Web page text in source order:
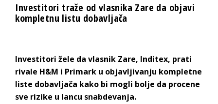
Investitori traže od vlasnika Zare da objavi
kompletnu listu dobavljača
Investitori žele da vlasnik Zare, Inditex, prati
rivale H&M i Primark u objavljivanju kompletne
liste dobavljača kako bi mogli bolje da procene
sve rizike u lancu snabdevanja.